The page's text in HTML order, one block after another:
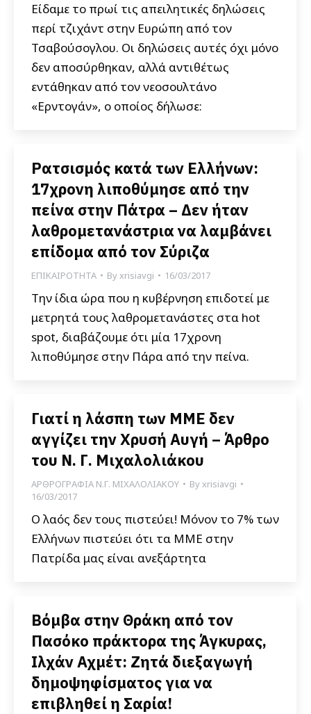
Είδαμε το πρωί τις απειλητικές δηλώσεις
περί τζιχάντ στην Ευρώπη από τον
Τσαβούσογλου. Οι δηλώσεις αυτές όχι μόνο
δεν αποσύρθηκαν, αλλά αντιθέτως
εντάθηκαν από τον νεοσουλτάνο
«Ερντογάν», ο οποίος δήλωσε:
Ρατσισμός κατά των Ελλήνων:
17χρονη λιποθύμησε από την
πείνα στην Πάτρα – Δεν ήταν
λαθρομετανάστρια να λαμβάνει
επίδομα από τον Σύριζα
ΕΠΙΚΑΙΡΟΤΗΤΑ Byxrisiavgi 16/03/2017
Την ίδια ώρα που η κυβέρνηση επιδοτεί με
μετρητά τους λαθρομετανάστες στα hot
spot, διαβάζουμε ότι μία 17χρονη
λιποθύμησε στην Πάρα από την πείνα.
Γιατί η λάσπη των ΜΜΕ δεν
αγγίζει την Χρυσή Αυγή – Άρθρο
του Ν. Γ. Μιχαλολιάκου
ΑΡΘΡΟΓΡΑΦΙΑ Ν.Γ. ΜΙΧΑΛΟΛΙΑΚΟΥ Byxrisiavgi
16/03/2017
Ο λαός δεν τους πιστεύει! Μόνον το 7% των
Ελλήνων πιστεύει ότι τα ΜΜΕ στην
Πατρίδα μας είναι ανεξάρτητα
Βόμβα στην Θράκη από τον
Πασόκο πράκτορα της Άγκυρας,
Ιλχάν Αχμέτ: Ζητά διεξαγωγή
δημοψηφίσματος για να
επιβληθεί η Σαρία!